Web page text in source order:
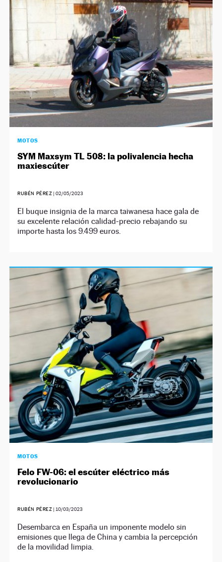
MOTOS
SYM Maxsym TL 508: la polivalencia hecha
maxiescúter
RUBÉN PÉREZ |02/05/2023
El buque insignia de la marca taiwanesa hace gala de
su excelente relación calidad-precio rebajando su
importe hasta los 9.499 euros.
MOTOS
Felo FW-06: el escúter eléctrico más
revolucionario
RUBÉN PÉREZ | 10/03/2023
Desembarca en España un imponente modelo sin
emisiones que llega de China y cambia la percepción
de la movilidad limpia.